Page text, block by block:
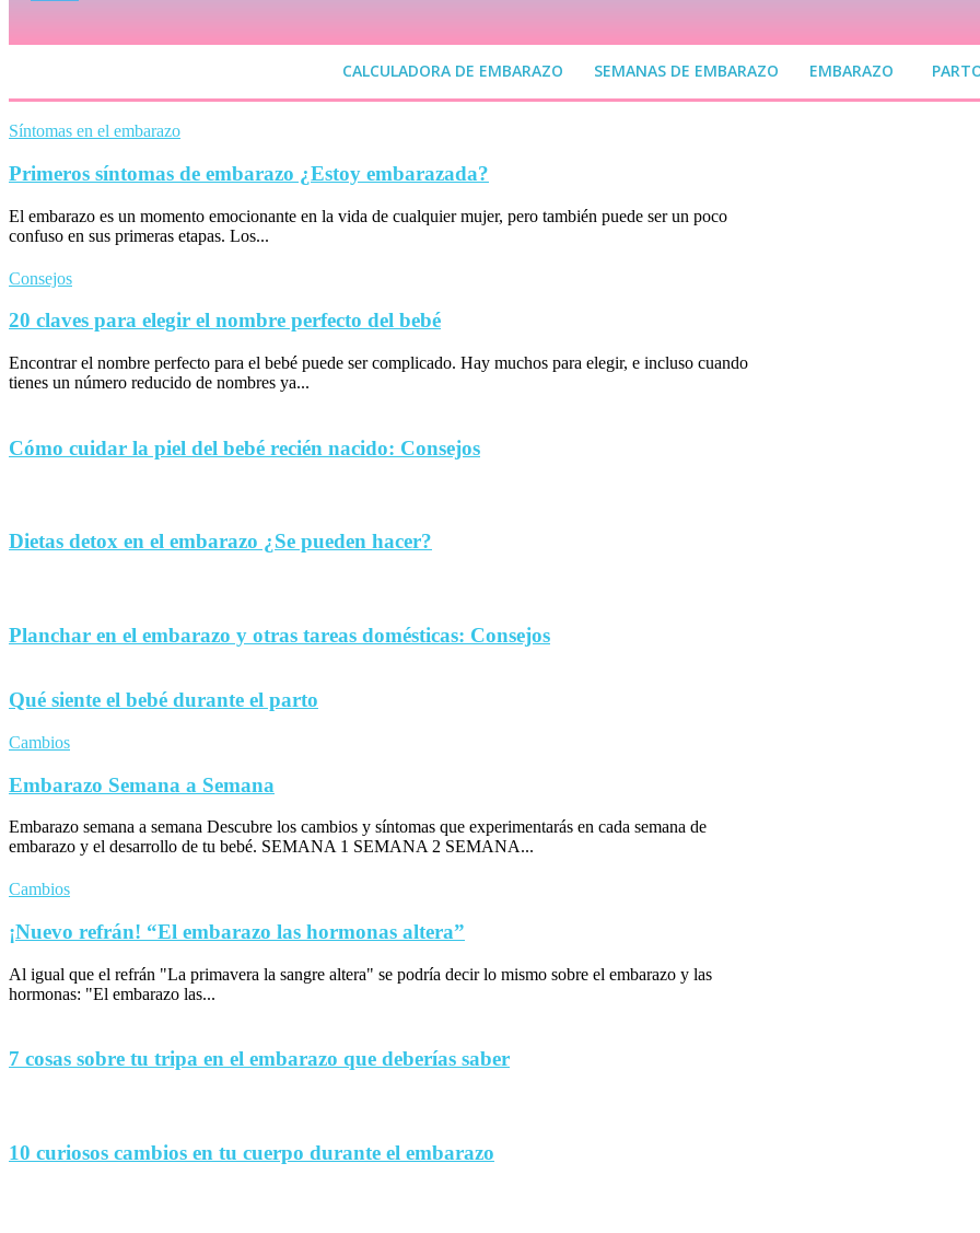
CALCULADORA DE EMBARAZO SEMANAS DE EMBARAZO EMBARAZO
Síntomas en el embarazo
Primeros síntomas de embarazo ¿Estoy embarazada?
El embarazo es un momento emocionante en la vida de cualquier mujer, pero también puede ser un poco
confuso en sus primeras etapas. Los...
Consejos
20 claves para elegir el nombre perfecto del bebé
Encontrar el nombre perfecto para el bebé puede ser complicado. Hay muchos para elegir, e incluso cuando
tienes un número reducido de nombres ya...
Cómo cuidar la piel del bebé recién nacido: Consejos
Dietas detox en el embarazo ¿Se pueden hacer?
Planchar en el embarazo y otras tareas domésticas: Consejos
Qué siente el bebé durante el parto
Cambios
Embarazo Semana a Semana
Embarazo semana a semana Descubre los cambios y síntomas que experimentarás en cada semana de
embarazo y el desarrollo de tu bebé. SEMANA 1 SEMANA 2 SEMANA...
Cambios
¡Nuevo refrán! “El embarazo las hormonas altera”
Al igual que el refrán "La primavera la sangre altera" se podría decir lo mismo sobre el embarazo y las
hormonas: "El embarazo las...
7 cosas sobre tu tripa en el embarazo que deberías saber
10 curiosos cambios en tu cuerpo durante el embarazo